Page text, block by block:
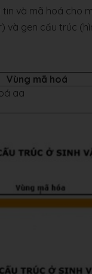
và mã hoá cho
và gen cấu trúc
Vùng mã
hoá